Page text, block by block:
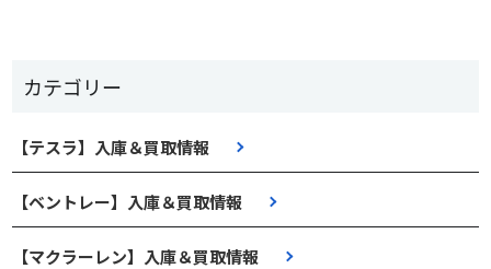
カテゴリー
【テスラ】入庫＆買取情報
【ベントレー】入庫＆買取情報
【マクラーレン】入庫＆買取情報